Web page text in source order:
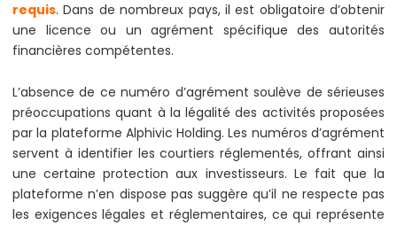
requis. Dans de nombreux pays, il est obligatoire d’obtenir
une licence ou un agrément spécifique des autorités
financières compétentes.
L’absence de ce numéro d’agrément soulève de sérieuses
préoccupations quant à la légalité des activités proposées
par la plateforme Alphivic Holding. Les numéros d’agrément
servent à identifier les courtiers réglementés, offrant ainsi
une certaine protection aux investisseurs. Le fait que la
plateforme n’en dispose pas suggère qu’il ne respecte pas
les exigences légales et réglementaires, ce qui représente